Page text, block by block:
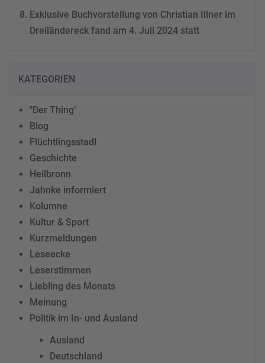
Exklusive Buchvorstellung von Christian Illner im
Dreiländereck fand am 4. Juli 2024 statt
KATEGORIEN
"Der Thing"
Blog
Flüchtlingsstadl
Geschichte
Heilbronn
Jahnke informiert
Kolumne
Kultur & Sport
Kurzmeldungen
Leseecke
Leserstimmen
Liebling des Monats
Meinung
Politik im In- und Ausland
Ausland
Deutschland